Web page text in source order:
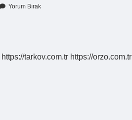
Yorum Bırak
https://tarkov.com.tr https://orzo.com.tr